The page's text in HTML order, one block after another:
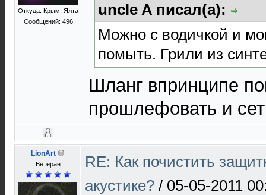
Откуда: Крым, Ялта
Сообщений: 496
uncle A писал(а):
Можно с водичкой и
помыть. Грили из
Шланг впринципе
прошлефовать и
LionArt
Ветеран
RE: Как почистить
акустике? / 05-05-2011